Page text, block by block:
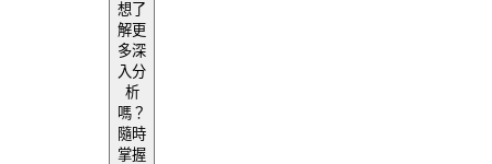
想了
解更
多深
入分
析
嗎？
隨時
掌握